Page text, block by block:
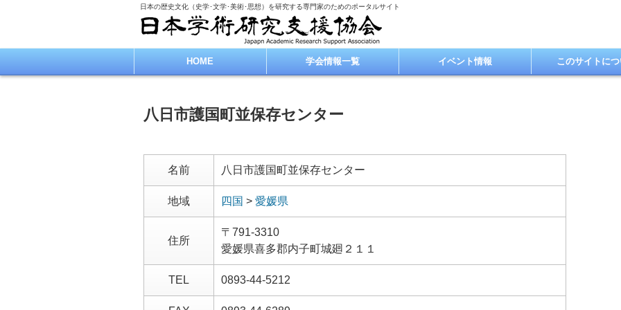
日本の歴史文化（史学･文学･美術･思想）を研究する専門家のためのポータルサイト
HOME 学会情報一覧 イベント情報 このサイトに
八日市護国町並保存センター
名前 八日市護国町並保存センター
地域 四国 > 愛媛県
住所
〒791-3310
愛媛県喜多郡内子町城廻２１１
TEL 0893-44-5212